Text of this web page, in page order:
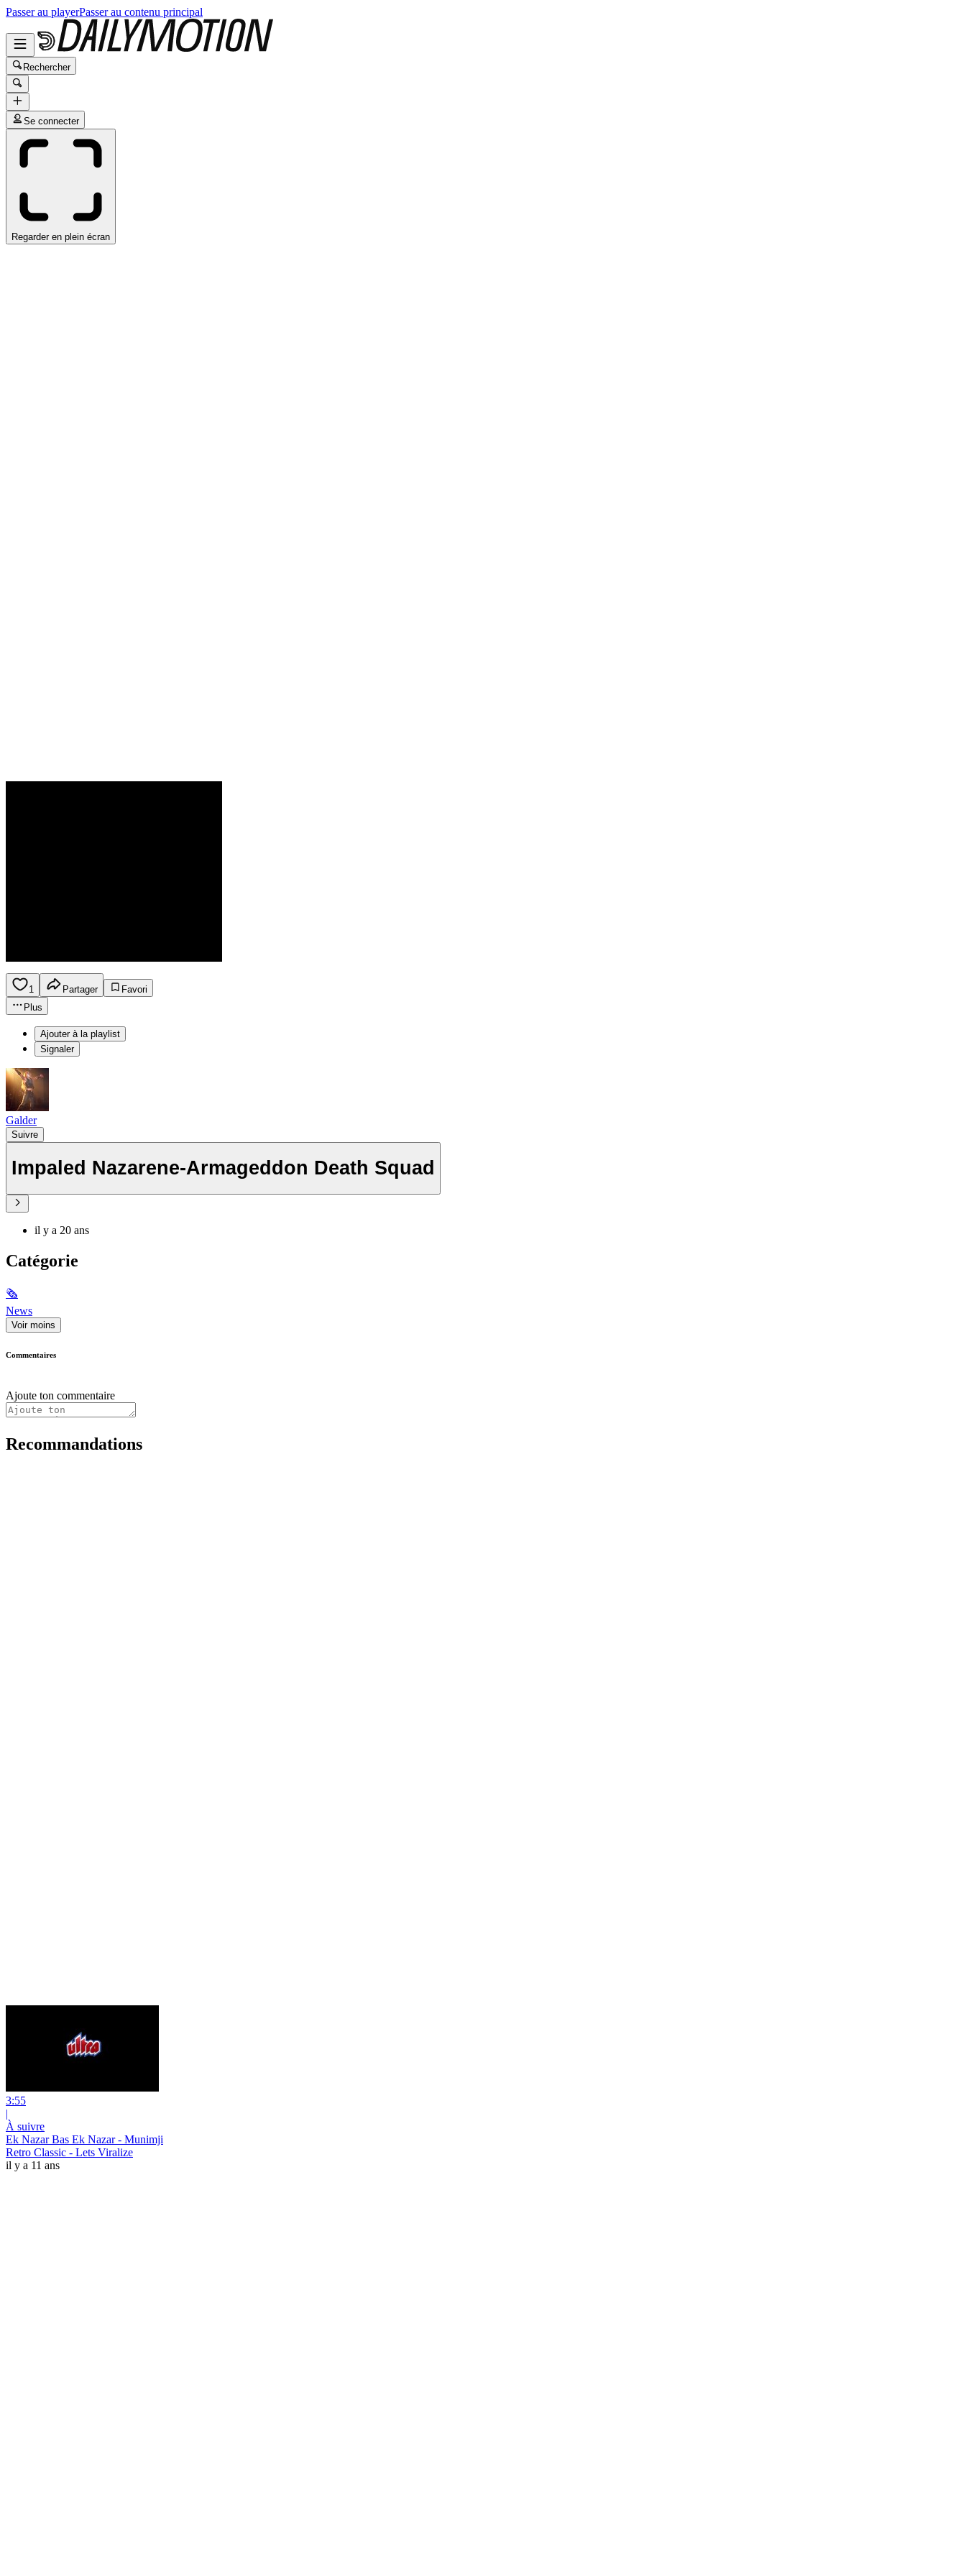
Passer au playerPasser au contenu principal
Rechercher
Se connecter
Regarder en plein écran
1 Partager
Favori
Plus
Ajouter à la playlist
Signaler
Galder
Suivre
Impaled Nazarene-Armageddon Death Squad
il y a 20 ans
Catégorie
🗞
News
Voir moins
Commentaires
Ajoute ton commentaire
Recommandations
3:55
|
À suivre
Ek Nazar Bas Ek Nazar - Munimji
Retro Classic - Lets Viralize
il y a 11 ans